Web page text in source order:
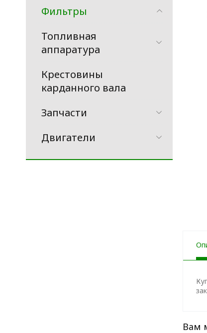
Фильтры
Топливная
аппаратура
Крестовины
карданного вала
Запчасти
Двигатели
Вам